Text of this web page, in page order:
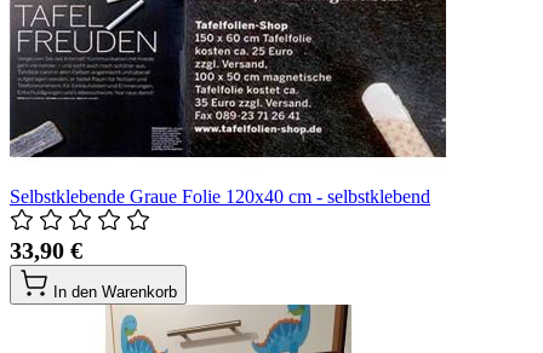
Selbstklebende Graue Folie 120x40 cm - selbstklebend
33,90 €
In den Warenkorb